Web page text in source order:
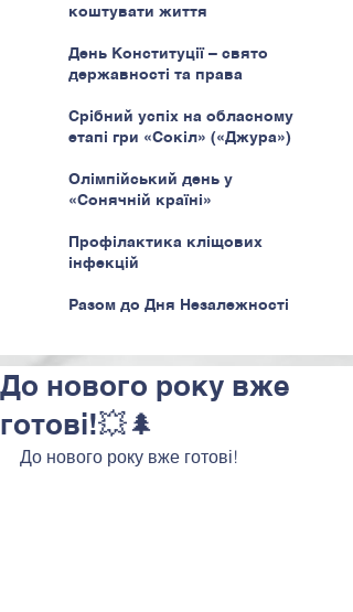
коштувати життя
День Конституції – свято
державності та права
Срібний успіх на обласному
етапі гри «Сокіл» («Джура»)
Олімпійський день у
«Сонячній країні»
Профілактика кліщових
інфекцій
Разом до Дня Незалежності
До нового року вже
готові!💥🌲
До нового року вже готові!